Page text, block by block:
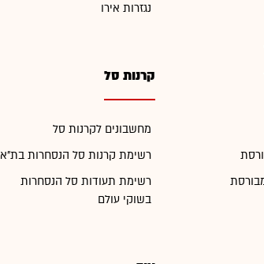
נגזרות אירו
קרנות סל
מחשבונים לקרנות סל
רשימת קרנות סל הנסחרות בת"א
רשימת תעודות סל הנסחרות
בשוקי עולם